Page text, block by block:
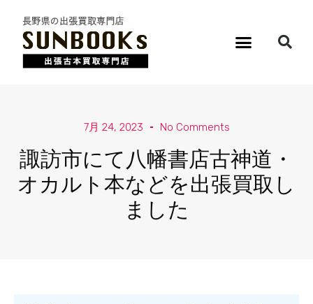
7月 24, 2023 No Comments
諏訪市にて八幡書店古神道・
オカルト本などを出張買取し
ました